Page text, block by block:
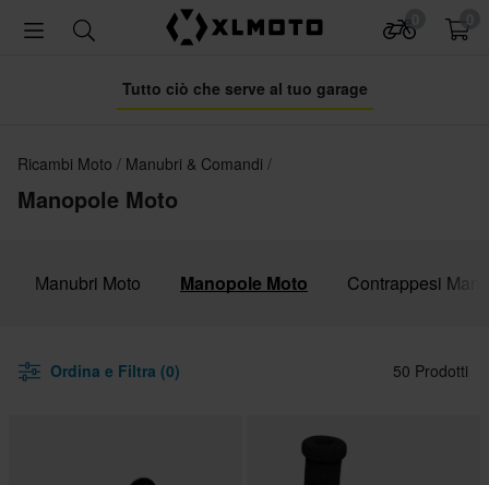
Tutto ciò che serve al tuo garage
Ricambi Moto Manubri & Comandi
Manopole Moto
Manubri Moto Manopole Moto Contrappesi
Ordina e Filtra (0) 50 Prodotti